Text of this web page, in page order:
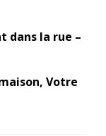
dans la rue –
Votre